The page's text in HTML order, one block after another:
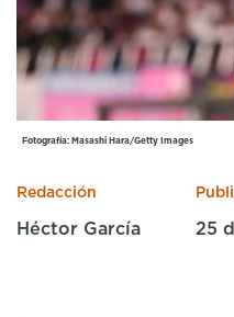
English Español
Fotografía: Masashi Hara/Getty Images
Redacción
Héctor García 25